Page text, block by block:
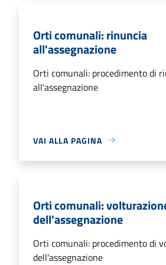
Orti comunali: rinuncia
all'assegnazione
Orti comunali: procedimento di
all'assegnazione
VAI ALLA PAGINA
Orti comunali:
dell'assegnazione
Orti comunali: procedimento di
dell'assegnazione